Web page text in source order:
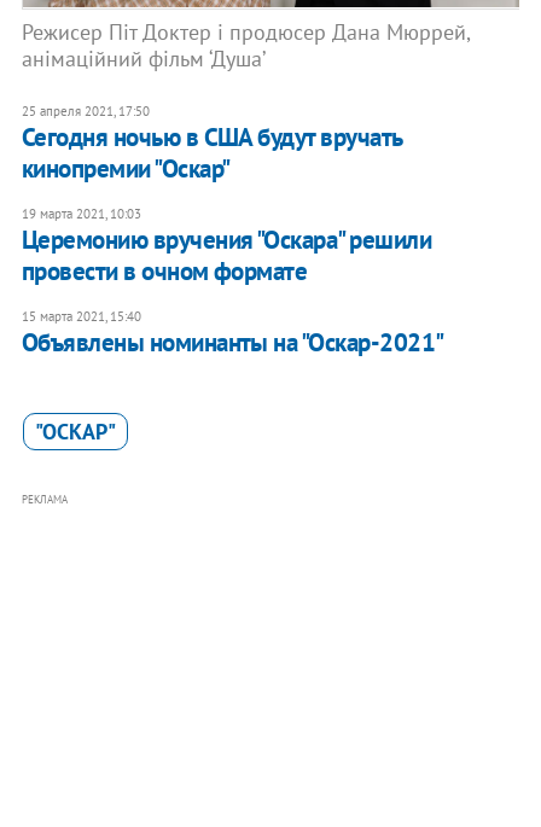
Режисер Піт Доктер і продюсер Дана Мюррей,
анімаційний фільм ‘Душа’
25 апреля 2021, 17:50
Сегодня ночью в США будут вручать
кинопремии "Оскар"
19 марта 2021, 10:03
Церемонию вручения "Оскара" решили
провести в очном формате
15 марта 2021, 15:40
Объявлены номинанты на "Оскар-2021"
"ОСКАР"
РЕКЛАМА